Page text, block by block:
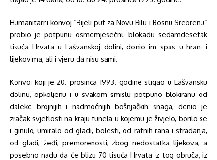
Humanitarni konvoj “Bijeli put za Novu Bilu i Bosnu Srebrenu”
probio je potpunu osmomjesečnu blokadu sedamdesetak
tisuća Hrvata u Lašvanskoj dolini, donio im spas u hrani i
lijekovima, ali i vjeru da nisu sami.
Konvoj koji je 20. prosinca 1993. godine stigao u Lašvansku
dolinu, opkoljenu i u svakom smislu potpuno blokiranu od
daleko brojnijih i nadmoćnijih bošnjačkih snaga, donio je
zračak svjetlosti na kraju tunela u kojemu je živjelo, borilo se
i ginulo, umiralo od gladi, bolesti, od ratnih rana i stradanja,
od gladi, žeđi, premorenosti, zbog nedostatka lijekova, a
posebno nadu da će blizu 70 tisuća Hrvata iz tog obruča, iz